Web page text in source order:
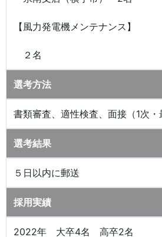
【風力発電機メンテナンス】
２名
選考方法
書類審査、適性検査、面接（1次・
選考結果
５日以内に郵送
採用実績
2022年 大卒4名 高卒2名